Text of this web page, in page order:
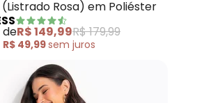
Rosa) em Poliéster
R$ 149,99R$ 179,99
R$ 49,99sem juros